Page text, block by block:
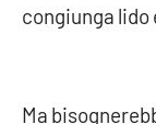
congiunga lido
Ma